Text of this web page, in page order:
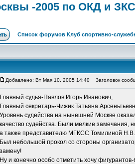
-2005 по ОКД и ЗКС
Список форумов Клуб спортивно-
Добавлено: Вт Мая 10, 2005 14:40 Заголовок
Главный судья-Павлов Игорь Иванович,
Главный секретарь-Чижик Татьяна
Уровень судейства на нынешней Москве
качество судейства. Были мелкие замечания,
а также представителю МГКСС Томилиной
Был небольшой прокол со стороны
замену!
Ну и конечно особо отметить хочу